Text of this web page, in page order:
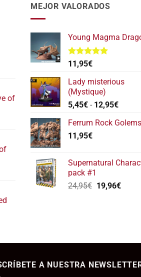
of
MEJOR VALORADOS
Young Magma
Valorado
con
de 5
11,95€
Lady misterious
(Mystique)
5,45€ - 12,95€Rango
precios:
Ferrum Rock Golems
11,95€
Supernatural
pack #1
24,95€ El
19,96€El
A NUESTRA